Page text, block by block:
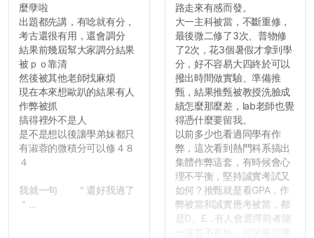
麼孽啦
出題都先講，有唸就有分，
考古還很有用，還會調分
結果前幾屆幫大家調分結果
被ｐｏ靠清
然後被其他老師找麻煩
現在本來想歐趴的結果有人
作弊被抓
搞得裡外不是人
是不是想以後讓學弟妹都只
有淑蓉的微積分可以修４８
４
我就一句 ＂還好我過了
＂...
路走來有感而發。
大一主科被當，不斷重修，
最後微二修了3次、普物修
了2次，花3個暑假才拿到學
分，好不容易大四終於可以
撥出時間做實驗、準備推
甄，結果推甄被教授洗臉成
績怎麼那麼差，lab老師也覺
得憑什麼要留我。
以前多少也看過同學有作
弊，這次看到熱門科系搞出
集體作弊這套，有時候會心
理不平衡，堅持誠實考試又
如何？推甄就是看GPA，作
弊被當和誠實應考被當，都
是D、E...有人會選擇前者賭